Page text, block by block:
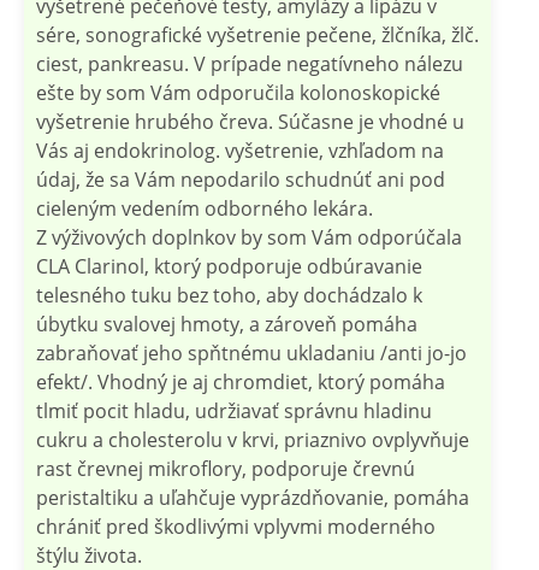
vyšetrené pečeňové testy, amylázy a lipázu v
sére, sonografické vyšetrenie pečene, žlčníka, žlč.
ciest, pankreasu. V prípade negatívneho nálezu
ešte by som Vám odporučila kolonoskopické
vyšetrenie hrubého čreva. Súčasne je vhodné u
Vás aj endokrinolog. vyšetrenie, vzhľadom na
údaj, že sa Vám nepodarilo schudnúť ani pod
cieleným vedením odborného lekára.
Z výživových doplnkov by som Vám odporúčala
CLA Clarinol, ktorý podporuje odbúravanie
telesného tuku bez toho, aby dochádzalo k
úbytku svalovej hmoty, a zároveň pomáha
zabraňovať jeho spňtnému ukladaniu /anti jo-jo
efekt/. Vhodný je aj chromdiet, ktorý pomáha
tlmiť pocit hladu, udržiavať správnu hladinu
cukru a cholesterolu v krvi, priaznivo ovplyvňuje
rast črevnej mikroflory, podporuje črevnú
peristaltiku a uľahčuje vyprázdňovanie, pomáha
chrániť pred škodlivými vplyvmi moderného
štýlu života.